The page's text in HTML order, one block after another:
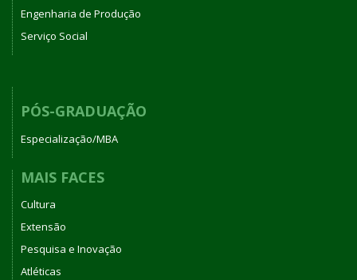
Engenharia de Produção
Serviço Social
PÓS-GRADUAÇÃO
Especialização/MBA
MAIS FACES
Cultura
Extensão
Pesquisa e Inovação
Atléticas